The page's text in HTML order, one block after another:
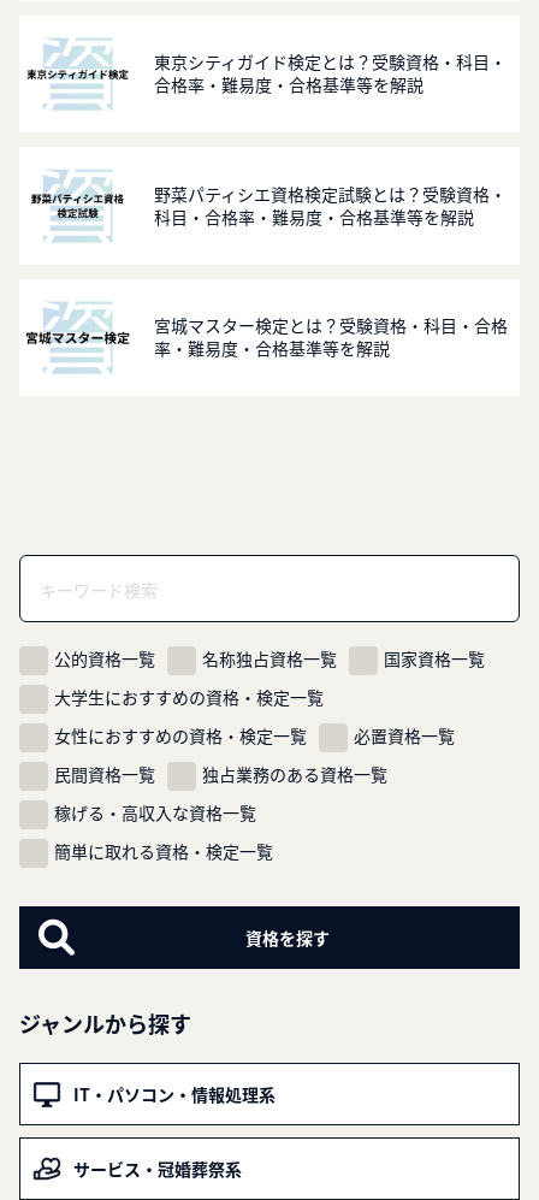
東京シティガイド検定とは？受験資格・科目・
合格率・難易度・合格基準等を解説
野菜パティシエ資格検定試験とは？受験資格・
科目・合格率・難易度・合格基準等を解説
宮城マスター検定とは？受験資格・科目・合格
率・難易度・合格基準等を解説
公的資格一覧 名称独占資格一覧
国家資格一覧
大学生におすすめの資格・検定一覧
女性におすすめの資格・検定一覧
必置資格一覧
民間資格一覧
独占業務のある資格一覧
稼げる・高収入な資格一覧
簡単に取れる資格・検定一覧
ジャンルから探す
IT・パソコン・情報処理系
サービス・冠婚葬祭系